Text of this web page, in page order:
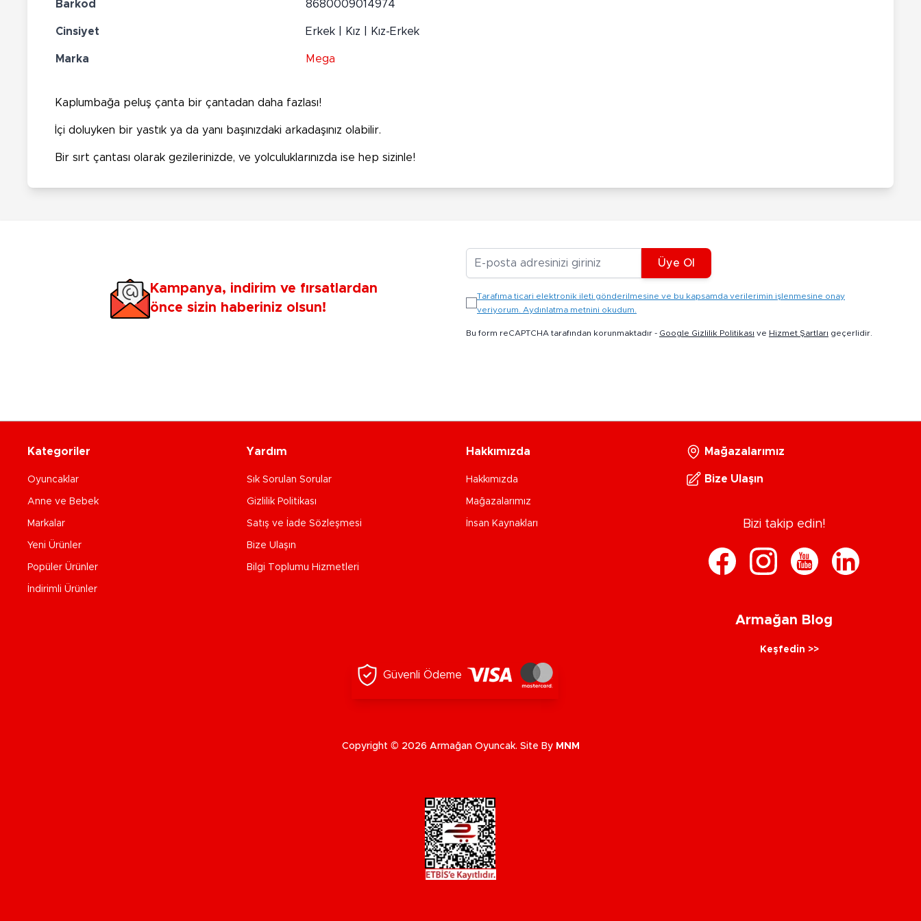
Barkod 8680009014974
Cinsiyet Erkek | Kız | Kız-Erkek
Marka Mega
Kaplumbağa peluş çanta bir çantadan daha fazlası!
İçi doluyken bir yastık ya da yanı başınızdaki arkadaşınız olabilir.
Bir sırt çantası olarak gezilerinizde, ve yolculuklarınızda ise hep sizinle!
Kampanya, indirim ve fırsatlardan
önce sizin haberiniz olsun!
Üye Ol
Tarafıma ticari elektronik ileti gönderilmesine ve bu kapsamda verilerimin işlenmesine onay
veriyorum. Aydınlatma metnini okudum.
Bu form reCAPTCHA tarafından korunmaktadır - Google Gizlilik Politikası ve Hizmet Şartları geçerlidir.
Kategoriler
Oyuncaklar
Anne ve Bebek
Markalar
Yeni Ürünler
Popüler Ürünler
İndirimli Ürünler
Yardım
Sık Sorulan Sorular
Gizlilik Politikası
Satış ve İade Sözleşmesi
Bize Ulaşın
Bilgi Toplumu Hizmetleri
Hakkımızda
Hakkımızda
Mağazalarımız
İnsan Kaynakları
Mağazalarımız
Bize Ulaşın
Bizi takip edin!
Armağan Blog
Keşfedin >>
Güvenli Ödeme
Copyright © 2026 Armağan Oyuncak. Site By MNM